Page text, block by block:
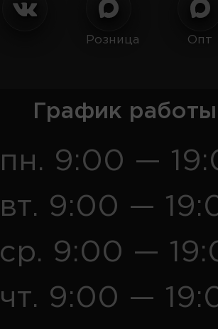
Розница Опт
График
пн. 9:00 —
вт. 9:00 —
ср. 9:00 —
чт. 9:00 —